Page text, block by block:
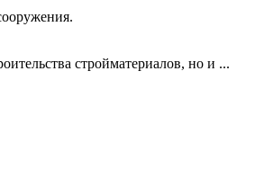
стройматериалов, но и ...